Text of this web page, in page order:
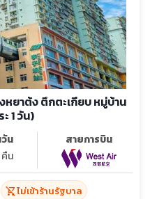
ยาต้ง ตึกตะเกียบ หมู่บ้าน
1 วัน)
น
คืน
สายการบิน
shopping_cart_offไม่เข้าร้านรัฐบาล